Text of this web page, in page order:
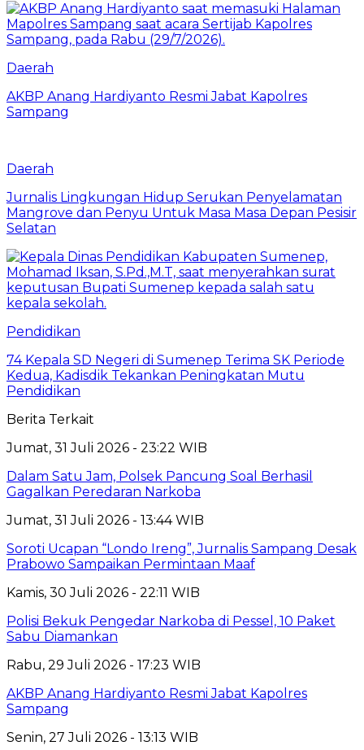
Daerah
AKBP Anang Hardiyanto Resmi Jabat Kapolres
Sampang
Daerah
Jurnalis Lingkungan Hidup Serukan Penyelamatan
Mangrove dan Penyu Untuk Masa Masa Depan Pesisir
Selatan
Pendidikan
74 Kepala SD Negeri di Sumenep Terima SK Periode
Kedua, Kadisdik Tekankan Peningkatan Mutu
Pendidikan
Berita Terkait
Jumat, 31 Juli 2026 - 23:22 WIB
Dalam Satu Jam, Polsek Pancung Soal Berhasil
Gagalkan Peredaran Narkoba
Jumat, 31 Juli 2026 - 13:44 WIB
Soroti Ucapan “Londo Ireng”, Jurnalis Sampang Desak
Prabowo Sampaikan Permintaan Maaf
Kamis, 30 Juli 2026 - 22:11 WIB
Polisi Bekuk Pengedar Narkoba di Pessel, 10 Paket
Sabu Diamankan
Rabu, 29 Juli 2026 - 17:23 WIB
AKBP Anang Hardiyanto Resmi Jabat Kapolres
Sampang
Senin, 27 Juli 2026 - 13:13 WIB